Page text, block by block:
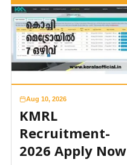
Aug 10, 2026
KMRL
Recruitment-
2026 Apply Now